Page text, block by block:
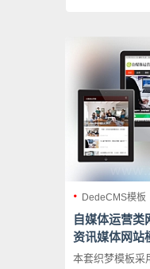
DedeCMS模板
自媒体运营类
资讯媒体网站
本套织梦模板采